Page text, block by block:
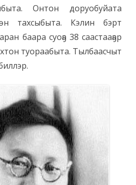
Онтон доруобуйата
тахсыбыта. Кэлин бэрт
баара суоҕа 38 саастааҕар
туораабыта. Тылбаасчыт